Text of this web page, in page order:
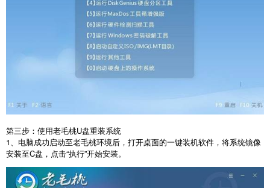
第三步：使用老毛桃U盘重装系统
1、电脑成功启动至老毛桃环境后，打开桌面的一键装机软件，将系统镜像
安装至C盘，点击“执行”开始安装。